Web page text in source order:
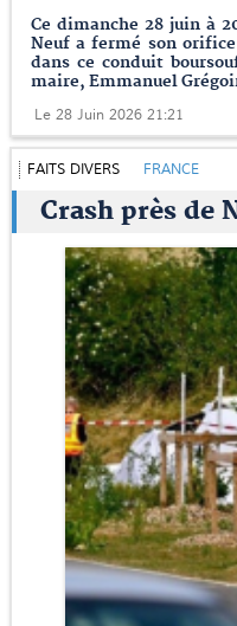
Ce dimanche 28 juin à
Neuf a fermé son
dans ce conduit
maire, Emmanuel
Le 28 Juin 2026 21:21
FAITS DIVERS FRANCE
Crash près de